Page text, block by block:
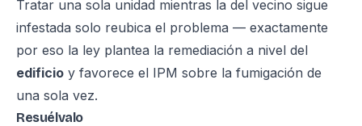
Tratar una sola unidad mientras la del vecino sigue
infestada solo reubica el problema — exactamente
por eso la ley plantea la remediación a nivel del
edificio y favorece el IPM sobre la fumigación de
una sola vez.
Resuélvalo